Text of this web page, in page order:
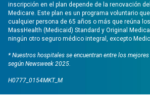
inscripción en el plan depende de la renovación
Medicare. Este plan es un programa voluntario
cualquier persona de 65 años o más que reúna
MassHealth (Medicaid) Standard y Original
ningún otro seguro médico integral, excepto
* Nuestros hospitales se encuentran entre los
según Newsweek 2025.
H0777_0154MKT_M